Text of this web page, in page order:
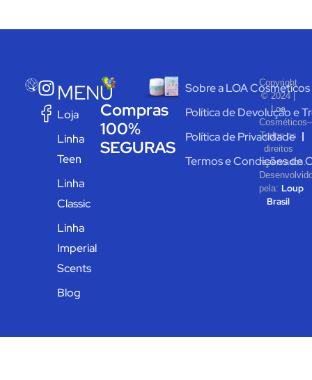
MENU
Loja
Linha
Teen
Linha
Classic
Linha
Imperial
Scents
Blog
Compras
100%
SEGURAS
Sobre a LOA Cosméticos
Política de Devolução e
Política de Privacidade
Termos e Condições de
Copyright
© 2024 |
Loa
Cosméticos–
Todos os
direitos
reservados.
pela: Loup
Brasil